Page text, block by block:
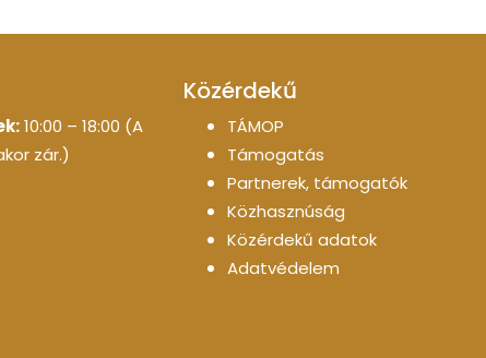
10:00 – 18:00 (A
zár.)
Közérdekű
TÁMOP
Támogatás
Partnerek, támogatók
Közhasznúság
Közérdekű adatok
Adatvédelem